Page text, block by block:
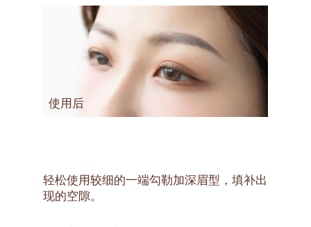
使用后
轻松使用较细的一端勾勒加深眉型，填补出
现的空隙。